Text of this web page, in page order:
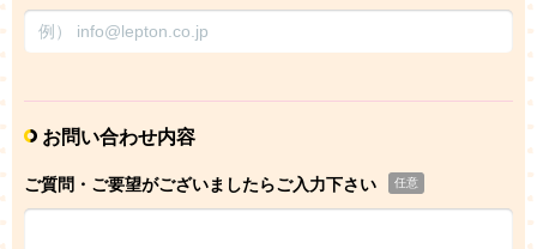
お問い合わせ内容
ご質問・ご要望がございましたらご入力下さい 任意